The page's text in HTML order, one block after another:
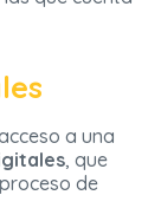
a una
, que
de